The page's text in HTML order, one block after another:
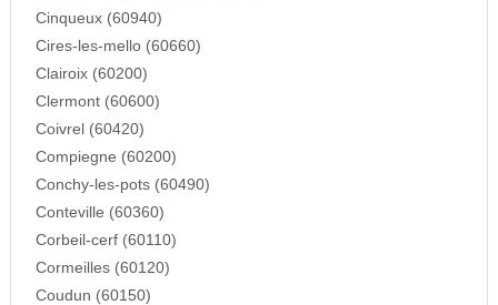
Cinqueux (60940)
Cires-les-mello (60660)
Clairoix (60200)
Clermont (60600)
Coivrel (60420)
Compiegne (60200)
Conchy-les-pots (60490)
Conteville (60360)
Corbeil-cerf (60110)
Cormeilles (60120)
Coudun (60150)